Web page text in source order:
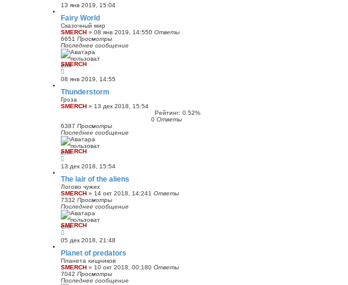
13 янв 2019, 15:04
Fairy World
Сказочный мир
SMERCH » 08 янв 2019, 14:550 Ответы
6651 Просмотры
Последнее сообщение
SMERCH
08 янв 2019, 14:55
Thunderstorm
Гроза
SMERCH » 13 дек 2018, 15:54
Рейтинг: 0.52%
0 Ответы
6387 Просмотры
Последнее сообщение
SMERCH
13 дек 2018, 15:54
The lair of the aliens
Логово чужих
SMERCH » 14 окт 2018, 14:241 Ответы
7332 Просмотры
Последнее сообщение
SMERCH
05 дек 2018, 21:48
Planet of predators
Планета хищников
SMERCH » 10 окт 2018, 00:180 Ответы
7042 Просмотры
Последнее сообщение